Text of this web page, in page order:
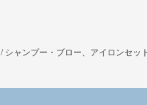
/ シャンプー・ブロー、アイロンセッ